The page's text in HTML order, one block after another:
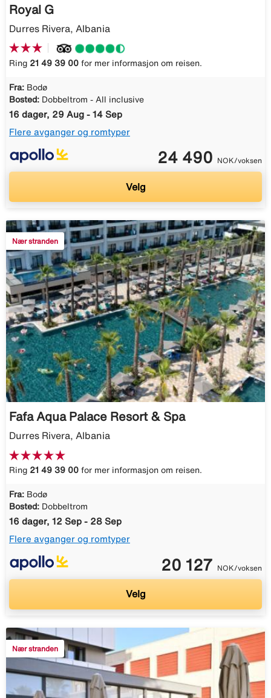
Royal G
Durres Rivera, Albania
Ring 21 49 39 00 for mer informasjon om reisen.
Fra: Bodø
Bosted: Dobbeltrom - All inclusive
16 dager, 29 Aug - 14 Sep
Flere avganger og romtyper
24 490 NOK/voksen
Velg
Nær stranden
Fafa Aqua Palace Resort & Spa
Durres Rivera, Albania
Ring 21 49 39 00 for mer informasjon om reisen.
Fra: Bodø
Bosted: Dobbeltrom
16 dager, 12 Sep - 28 Sep
Flere avganger og romtyper
20 127 NOK/voksen
Velg
Nær stranden